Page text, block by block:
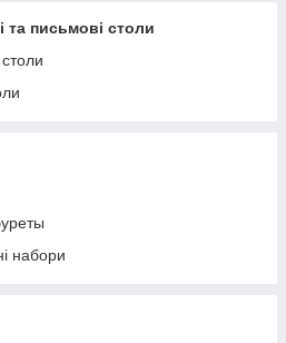
та письмові столи
набори